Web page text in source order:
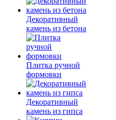
Декоративный
камень из бетона
Плитка ручной
формовки
Декоративный
камень из гипса